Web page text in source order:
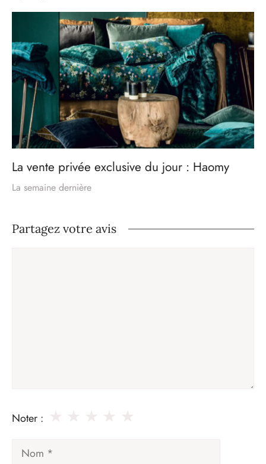
La vente privée exclusive du jour : Haomy
La semaine dernière
Partagez votre avis
Noter :
Nom